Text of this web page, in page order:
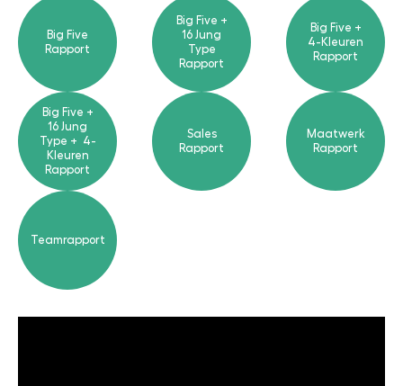
Big Five
Rapport
Big Five +
16 Jung
Type
Rapport
Big Five +
4-Kleuren
Rapport
Big Five +
16 Jung
Type + 4-
Kleuren
Rapport
Sales
Rapport
Maatwerk
Rapport
Teamrapport